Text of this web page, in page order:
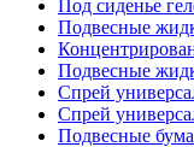
Под сиденье
Подвесные
Подвесные
Спрей
Спрей
Подвесные